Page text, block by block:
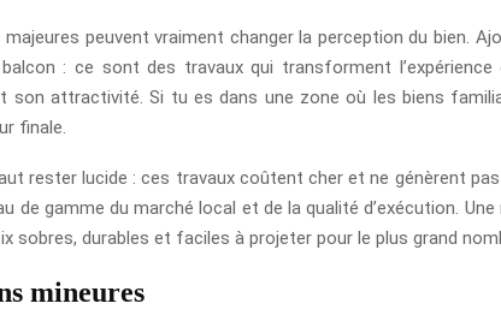
peuvent vraiment changer la perception du bien.
: ce sont des travaux qui transforment
son attractivité. Si tu es dans une zone où les biens
finale.
rester lucide : ces travaux coûtent cher et ne génèrent
de gamme du marché local et de la qualité d’exécution.
sobres, durables et faciles à projeter pour le plus grand
mineures